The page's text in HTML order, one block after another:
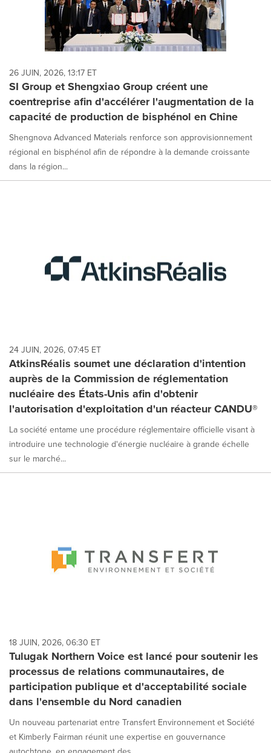
26 JUIN, 2026, 13:17 ET
SI Group et Shengxiao Group créent une
coentreprise afin d'accélérer l'augmentation de la
capacité de production de bisphénol en Chine
Shengnova Advanced Materials renforce son approvisionnement
régional en bisphénol afin de répondre à la demande croissante
dans la région...
24 JUIN, 2026, 07:45 ET
AtkinsRéalis soumet une déclaration d'intention
auprès de la Commission de réglementation
nucléaire des États-Unis afin d'obtenir
l'autorisation d'exploitation d'un réacteur CANDU®
La société entame une procédure réglementaire officielle visant à
introduire une technologie d'énergie nucléaire à grande échelle
sur le marché...
18 JUIN, 2026, 06:30 ET
Tulugak Northern Voice est lancé pour soutenir les
processus de relations communautaires, de
participation publique et d'acceptabilité sociale
dans l'ensemble du Nord canadien
Un nouveau partenariat entre Transfert Environnement et Société
et Kimberly Fairman réunit une expertise en gouvernance